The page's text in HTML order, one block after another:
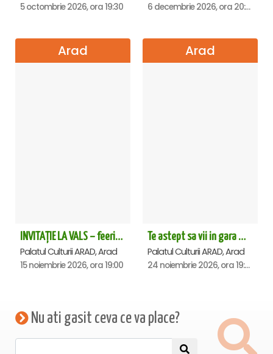
5 octombrie 2026, ora 19:30 6 decembrie 2026, ora 20:00
Arad
INVITAȚIE LA VALS – feerie de bal în paşi de dans - Arad
Palatul Culturii ARAD, Arad
15 noiembrie 2026, ora 19:00
Arad
Te astept sa vii in gara mica - Mirabela Dauer & Gabriel Dorobantu - Arad
Palatul Culturii ARAD, Arad
24 noiembrie 2026, ora 19:00
Nu ati gasit ceva ce va place?